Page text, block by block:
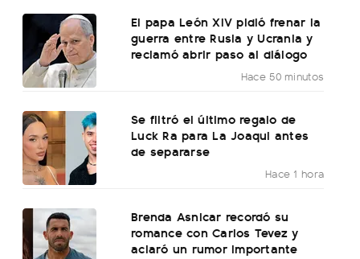
El papa León XIV pidió frenar la
guerra entre Rusia y Ucrania y
reclamó abrir paso al diálogo
Hace 50 minutos
Se filtró el último regalo de
Luck Ra para La Joaqui antes
de separarse
Hace 1 hora
Brenda Asnicar recordó su
romance con Carlos Tevez y
aclaró un rumor importante